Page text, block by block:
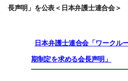
長声明」を公表＜日本弁護士連合会＞
日本弁護士連合会「ワークル
期制定を求める会長声明」